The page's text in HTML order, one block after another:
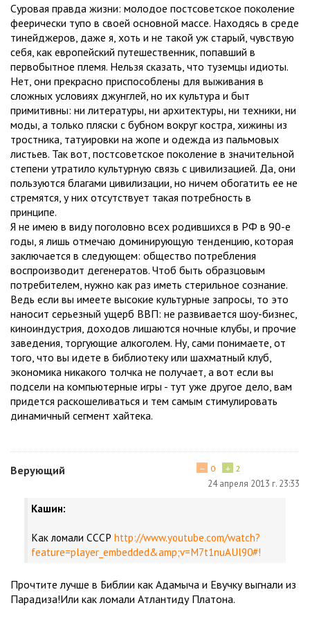
Суровая правда жизни: молодое постсоветское поколение
феерически тупо в своей основной массе. Находясь в среде
тинейджеров, даже я, хоть и не такой уж старый, чувствую
себя, как европейский путешественник, попавший в
первобытное племя. Нельзя сказать, что туземцы идиоты.
Нет, они прекрасно приспособлены для выживания в
сложных условиях джунглей, но их культура и быт
примитивны: ни литературы, ни архитектуры, ни техники, ни
моды, а только пляски с бубном вокруг костра, хижины из
тростника, татуировки на жопе и одежда из пальмовых
листьев. Так вот, постсоветское поколение в значительной
степени утратило культурную связь с цивилизацией. Да, они
пользуются благами цивилизации, но ничем обогатить ее не
стремятся, у них отсутствует такая потребность в
принципе.
Я не имею в виду поголовно всех родившихся в РФ в 90-е
годы, я лишь отмечаю доминирующую тенденцию, которая
заключается в следующем: общество потребления
воспроизводит дегенератов. Чтоб быть образцовым
потребителем, нужно как раз иметь стерильное сознание.
Ведь если вы имеете высокие культурные запросы, то это
наносит серьезный ущерб ВВП: не развивается шоу-бизнес,
киноиндустрия, доходов лишаются ночные клубы, и прочие
заведения, торгующие алкоголем. Ну, сами понимаете, от
того, что вы идете в библиотеку или шахматный клуб,
экономика никакого толчка не получает, а вот если вы
подсели на компьютерные игры - тут уже другое дело, вам
придется раскошеливаться и тем самым стимулировать
динамичный сегмент хайтека.
Верующий + 2
− 0
24 апреля 2013 г. 23:33
Кашин:
Как ломали СССР http://www.youtube.com/watch?
feature=player_embedded&amp;v=M7t1nuAUl90#!
Прочтите лучше в Библии как Адамыча и Евучку выгнали из
Парадиза!Или как ломали Атлантиду Платона.